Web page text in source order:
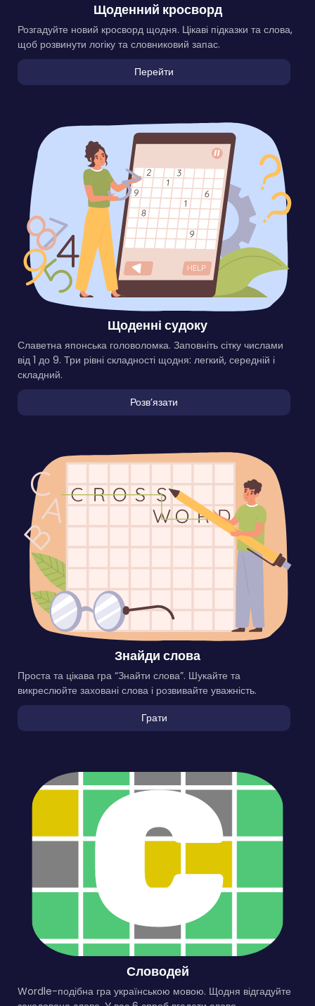
Щоденний кросворд
Розгадуйте новий кросворд щодня. Цікаві підказки та слова,
щоб розвинути логіку та словниковий запас.
Перейти
Щоденні судоку
Славетна японська головоломка. Заповніть сітку числами
від 1 до 9. Три рівні складності щодня: легкий, середній і
складний.
Розвʼязати
Знайди слова
Проста та цікава гра “Знайти слова”. Шукайте та
викреслюйте заховані слова і розвивайте уважність.
Грати
Словодей
Wordle-подібна гра українською мовою. Щодня відгадуйте